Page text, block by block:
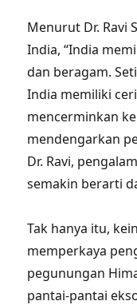
Menurut Dr. Ravi
India, “India
dan beragam.
India memiliki
mencerminkan
mendengarkan
Dr. Ravi,
semakin berarti
Tak hanya itu,
memperkaya
pegunungan
pantai-pantai